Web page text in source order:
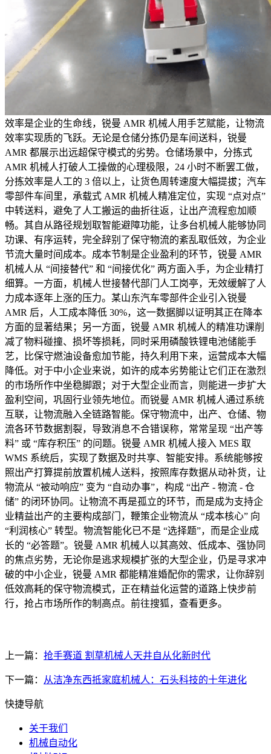
效率是企业的生命线，锐曼 AMR 机械人用手艺赋能，让物流
效率实现质的飞跃。无论是仓储分拣仍是车间送料，锐曼
AMR 都展示出远超保守模式的劣势。仓储场景中，分拣式
AMR 机械人打破人工操做的心理极限，24 小时不断罢工做，
分拣效率是人工的 3 倍以上，让货色周转速度大幅提拔；汽车
零部件车间里，承载式 AMR 机械人精准定位，实现 “点对点”
中转送料，避免了人工搬运的曲折往返，让出产流程愈加顺
畅。其自从路径规划取智能避障功能，让多台机械人能够协同
功课、有序运转，完全辞别了保守物流的紊乱取低效，为企业
节流大量时间成本。成本节制是企业盈利的环节，锐曼 AMR
机械人从 “间接替代” 和 “间接优化” 两方面入手，为企业精打
细算。一方面，机械人世接替代部门人工岗亭，无效缓解了人
力成本逐年上涨的压力。某山东汽车零部件企业引入锐曼
AMR 后，人工成本降低 30%，这一数据脚以证明其正在降本
方面的显著结果；另一方面，锐曼 AMR 机械人的精准功课削
减了物料碰撞、损坏等损耗，同时采用磷酸铁锂电池储能手
艺，比保守燃油设备愈加节能，持久利用下来，运营成本大幅
降低。对于中小企业来说，如许的成本劣势能让它们正在激烈
的市场所作中坐稳脚跟；对于大型企业而言，则能进一步扩大
盈利空间，巩固行业领先地位。而锐曼 AMR 机械人通过系统
互联，让物流融入全链路智能。保守物流中，出产、仓储、物
流各环节数据割裂，导致消息不合错误称，常常呈现 “出产等
料” 或 “库存积压” 的问题。锐曼 AMR 机械人接入 MES 取
WMS 系统后，实现了数据及时共享、智能安排。系统能够按
照出产打算提前放置机械人送料，按照库存数据从动补货，让
物流从 “被动响应” 变为 “自动办事”，构成 “出产 - 物流 - 仓
储” 的闭环协同。让物流不再是孤立的环节，而是成为支持企
业精益出产的主要构成部门，鞭策企业物流从 “成本核心” 向
“利润核心” 转型。物流智能化已不是 “选择题”，而是企业成
长的 “必答题”。锐曼 AMR 机械人以其高效、低成本、强协同
的焦点劣势，无论你是逃求规模扩张的大型企业，仍是寻求冲
破的中小企业，锐曼 AMR 都能精准婚配你的需求，让你辞别
低效高耗的保守物流模式，正在精益化运营的道路上快步前
行，抢占市场所作的制高点。前往搜狐，查看更多。
上一篇： 抢手赛道 割草机械人天井自从化新时代
下一篇： 从洁净东西抵家庭机械人：石头科技的十年进化
快捷导航
关于我们
机械自动化